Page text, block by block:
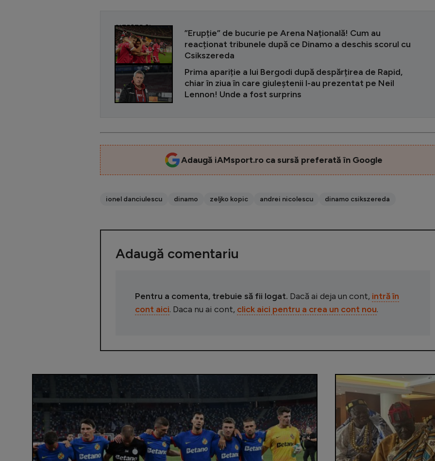
CITEȘTE ȘI
”Erupție” de bucurie pe Arena Națională! Cum au
reacționat tribunele după ce Dinamo a deschis scorul cu
Csikszereda
Prima apariție a lui Bergodi după despărțirea de Rapid,
chiar în ziua în care giuleștenii l-au prezentat pe Neil
Lennon! Unde a fost surprins
Adaugă iAMsport.ro ca sursă preferată în Google
ionel danciulescu dinamo zeljko kopic andrei nicolescu dinamo csikszereda
Adaugă comentariu
Pentru a comenta, trebuie să fii logat. Dacă ai deja un cont, intră în
cont aici. Daca nu ai cont, click aici pentru a crea un cont nou.